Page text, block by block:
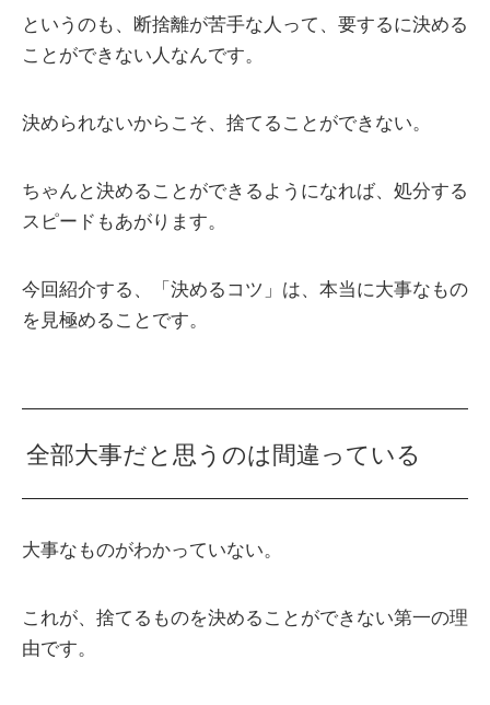
というのも、断捨離が苦手な人って、要するに決める
ことができない人なんです。
決められないからこそ、捨てることができない。
ちゃんと決めることができるようになれば、処分する
スピードもあがります。
今回紹介する、「決めるコツ」は、本当に大事なもの
を見極めることです。
全部大事だと思うのは間違っている
大事なものがわかっていない。
これが、捨てるものを決めることができない第一の理
由です。